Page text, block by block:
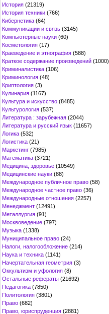
История (21319)
История техники (766)
Кибернетика (64)
Коммуникации и связь (3145)
Компьютерные науки (60)
Косметология (17)
Краеведение и этнография (588)
Краткое содержание произведений (1000)
Криминалистика (106)
Криминология (48)
Криптология (3)
Кулинария (1167)
Культура и искусство (8485)
Культурология (537)
Литература : зарубежная (2044)
Литература и русский язык (11657)
Логика (532)
Логистика (21)
Маркетинг (7985)
Математика (3721)
Медицина, здоровье (10549)
Медицинские науки (88)
Международное публичное право (58)
Международное частное право (36)
Международные отношения (2257)
Менеджмент (12491)
Металлургия (91)
Москвоведение (797)
Музыка (1338)
Муниципальное право (24)
Налоги, налогообложение (214)
Наука и техника (1141)
Начертательная геометрия (3)
Оккультизм и уфология (8)
Остальные рефераты (21692)
Педагогика (7850)
Политология (3801)
Право (682)
Право, юриспруденция (2881)